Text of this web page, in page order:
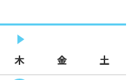
木 金 土